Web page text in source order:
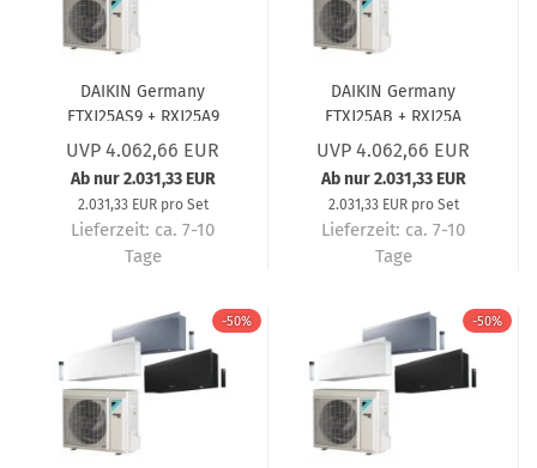
DAIKIN Germany
FTXJ25AS9 + RXJ25A9
Wandgerät-Set Emura
3 Silber (5 Jahre
Garantie) 2,5 kW
UVP 4.062,66 EUR
Ab nur 2.031,33 EUR
2.031,33 EUR pro Set
Lieferzeit: ca. 7-10
Tage
DAIKIN Germany
FTXJ25AB + RXJ25A
Wandgerät-Set Emura
3 Mattschwarz (5 Jahre
Garantie) 2,5 kW
UVP 4.062,66 EUR
Ab nur 2.031,33 EUR
2.031,33 EUR pro Set
Lieferzeit: ca. 7-10
Tage
-50% -50%